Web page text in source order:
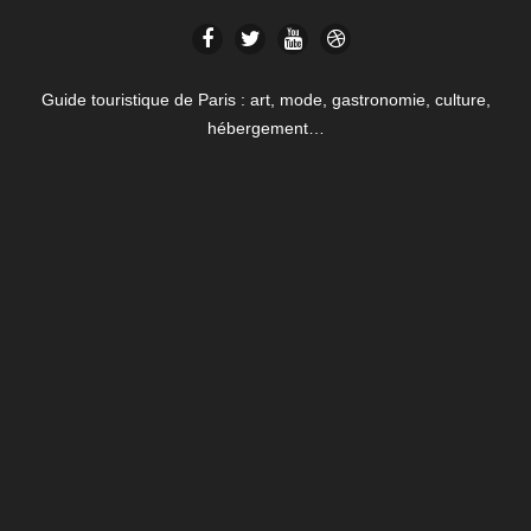
Guide touristique de Paris : art, mode, gastronomie, culture,
hébergement…